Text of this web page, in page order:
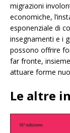
migrazioni
economiche,
esponenziale di
insegnamenti e i
possono offrire
far fronte,
attuare forme
Le altre